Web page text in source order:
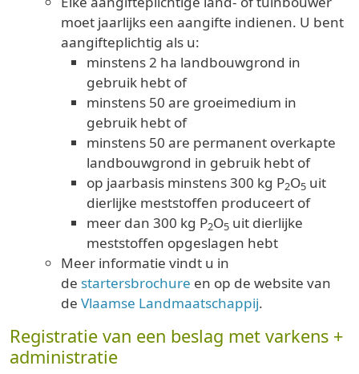
moet jaarlijks een aangifte indienen. U bent
aangifteplichtig als u:
minstens 2 ha landbouwgrond in
gebruik hebt of
minstens 50 are groeimedium in
gebruik hebt of
minstens 50 are permanent overkapte
landbouwgrond in gebruik hebt of
op jaarbasis minstens 300 kg P2O5 uit
dierlijke meststoffen produceert of
meer dan 300 kg P2O5 uit dierlijke
meststoffen opgeslagen hebt
Meer informatie vindt u in
de startersbrochure en op de website van
de Vlaamse Landmaatschappij.
Registratie van een beslag met varkens +
administratie